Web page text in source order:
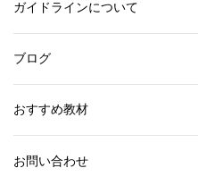
ガイドラインについて
ブログ
おすすめ教材
お問い合わせ